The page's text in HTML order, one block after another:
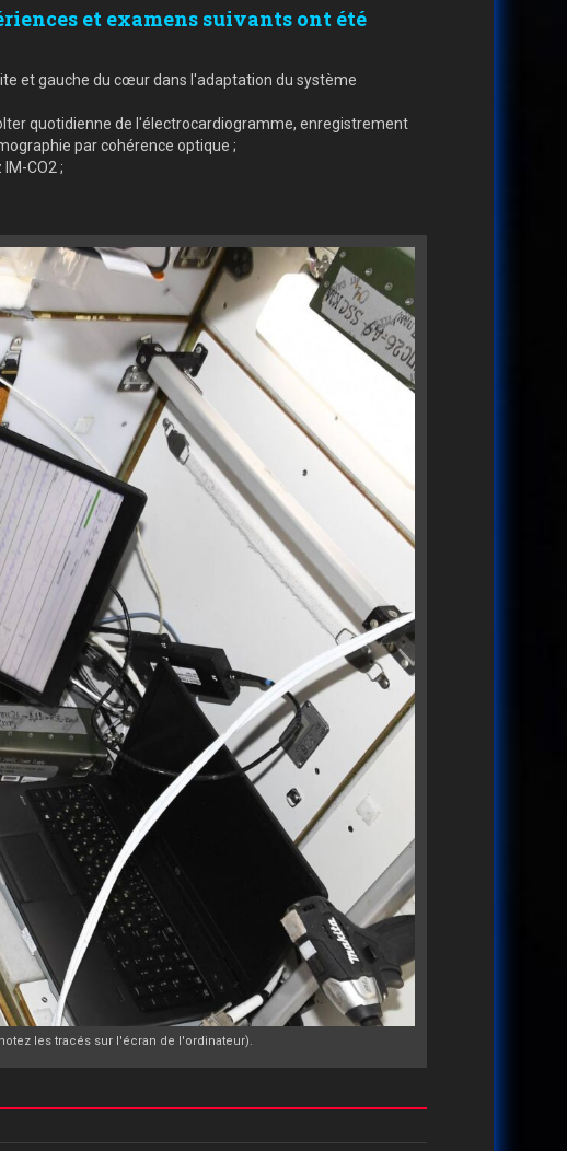
et examens suivants ont été
et gauche du cœur dans l'adaptation du système
quotidienne de l'électrocardiogramme, enregistrement
par cohérence optique ;
CO2 ;
les tracés sur l'écran de l'ordinateur).